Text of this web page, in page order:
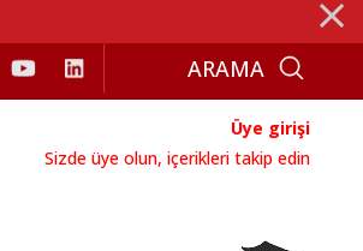
⨯
Üye girişi
Sizde üye olun, içerikleri takip edin